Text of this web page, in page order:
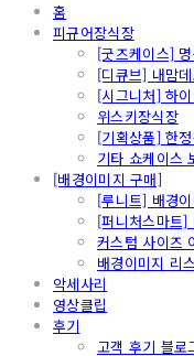
홈
피규어장식장
[굿즈케이스]
[디큐브] 내맘
[시그니처] 하
위스키장식장
[기획상품] 한
기타 쇼케이스
[배경이미지 구매]
[루니트] 배경
[퍼니처스마트]
커스텀 사이즈
배경이미지 리
악세사리
영상클립
후기
고객 후기 블로